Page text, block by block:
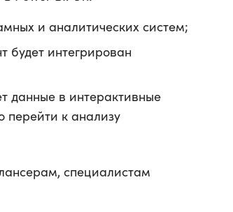
и аналитических систем;
будет интегрирован
данные в интерактивные
перейти к анализу
специалистам